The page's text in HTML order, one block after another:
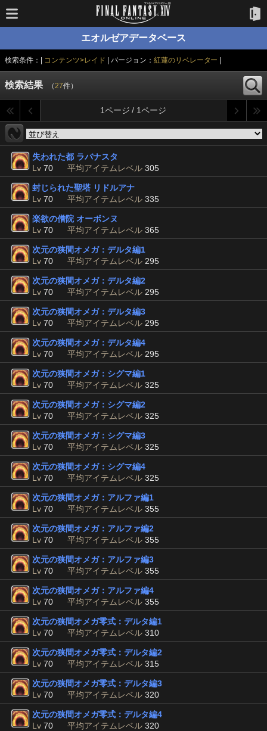
エオルゼアデータベース
検索条件：| コンテンツ>レイド | バージョン： 紅蓮のリベレーター
検索結果 （27件）
1ページ / 1ページ
失われた都 ラバナスタ
Lv 70 平均アイテムレベル 305
封じられた聖塔 リドルアナ
Lv 70 平均アイテムレベル 335
楽欲の僧院 オーボンヌ
Lv 70 平均アイテムレベル 365
次元の狭間オメガ：デルタ編1
Lv 70 平均アイテムレベル 295
次元の狭間オメガ：デルタ編2
Lv 70 平均アイテムレベル 295
次元の狭間オメガ：デルタ編3
Lv 70 平均アイテムレベル 295
次元の狭間オメガ：デルタ編4
Lv 70 平均アイテムレベル 295
次元の狭間オメガ：シグマ編1
Lv 70 平均アイテムレベル 325
次元の狭間オメガ：シグマ編2
Lv 70 平均アイテムレベル 325
次元の狭間オメガ：シグマ編3
Lv 70 平均アイテムレベル 325
次元の狭間オメガ：シグマ編4
Lv 70 平均アイテムレベル 325
次元の狭間オメガ：アルファ編1
Lv 70 平均アイテムレベル 355
次元の狭間オメガ：アルファ編2
Lv 70 平均アイテムレベル 355
次元の狭間オメガ：アルファ編3
Lv 70 平均アイテムレベル 355
次元の狭間オメガ：アルファ編4
Lv 70 平均アイテムレベル 355
次元の狭間オメガ零式：デルタ編1
Lv 70 平均アイテムレベル 310
次元の狭間オメガ零式：デルタ編2
Lv 70 平均アイテムレベル 315
次元の狭間オメガ零式：デルタ編3
Lv 70 平均アイテムレベル 320
次元の狭間オメガ零式：デルタ編4
Lv 70 平均アイテムレベル 320